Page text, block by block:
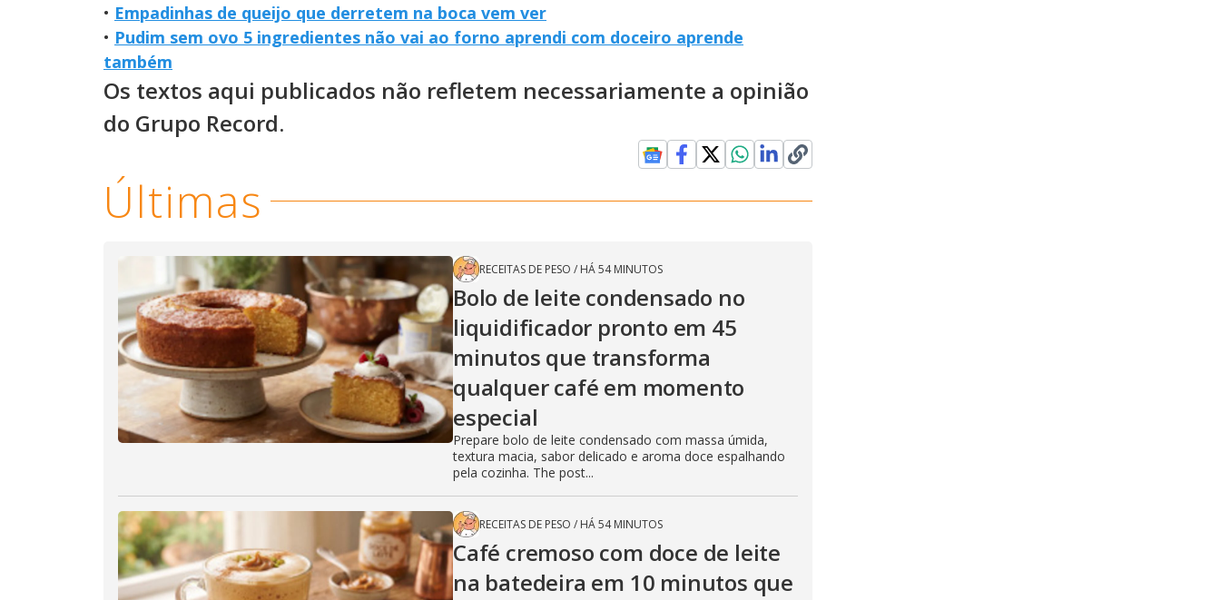
• Empadinhas de queijo que derretem na boca vem ver
• Pudim sem ovo 5 ingredientes não vai ao forno aprendi com doceiro aprende
também
Os textos aqui publicados não refletem necessariamente a opinião
do Grupo Record.
Últimas
RECEITAS DE PESO / HÁ 54 MINUTOS
Bolo de leite condensado no
liquidificador pronto em 45
minutos que transforma
qualquer café em momento
especial
Prepare bolo de leite condensado com massa úmida,
textura macia, sabor delicado e aroma doce espalhando
pela cozinha. The post...
RECEITAS DE PESO / HÁ 54 MINUTOS
Café cremoso com doce de leite
na batedeira em 10 minutos que